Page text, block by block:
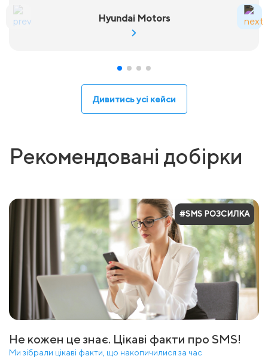
Hyundai Motors
Дивитись усі кейси
Рекомендовані добірки
#SMS РОЗСИЛКА
Не кожен це знає. Цікаві факти про SMS!
Ми зібрали цікаві факти, що накопичилися за час